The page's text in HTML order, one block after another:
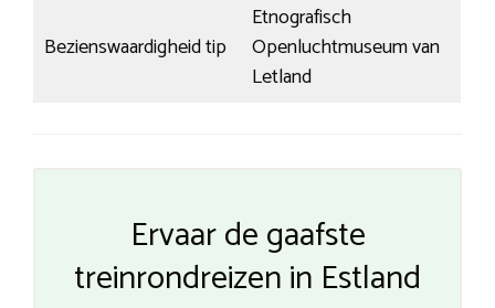
Bezienswaardigheid tip
Etnografisch
Openluchtmuseum van
Letland
Ervaar de gaafste
treinrondreizen in Estland